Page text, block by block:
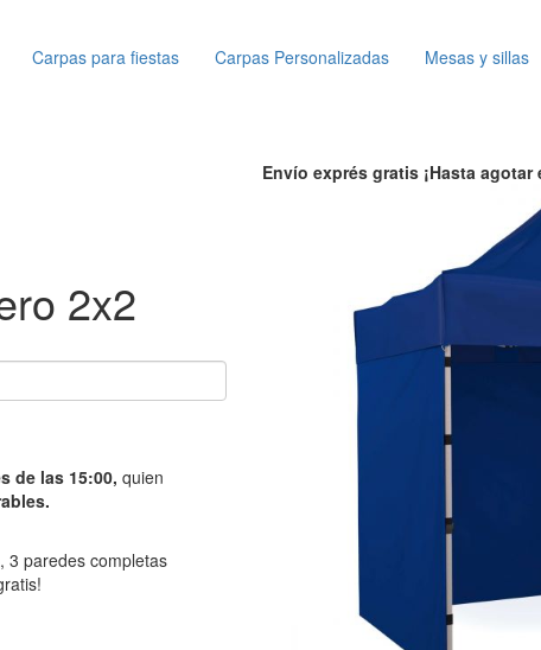
Carpas para fiestas Carpas Personalizadas Mesas y sillas
2x2
de las 15:00, quien
3 paredes completas
Envío exprés gratis ¡Hasta